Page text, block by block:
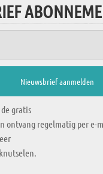
gratis
ontvang regelmatig per e-